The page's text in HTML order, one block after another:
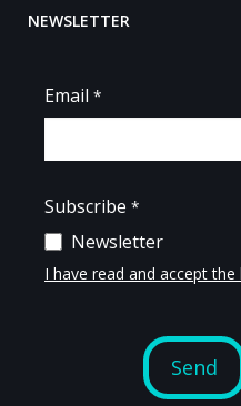
NEWSLETTER